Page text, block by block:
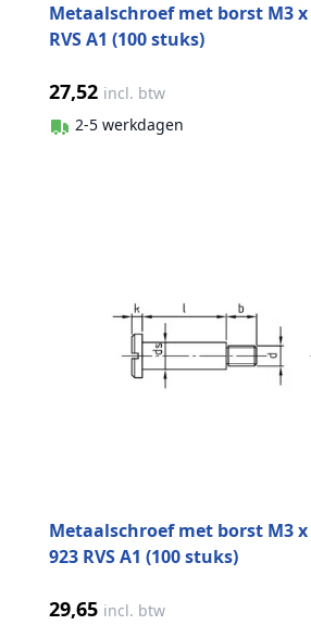
Metaalschroef met borst M3 x
RVS A1 (100 stuks)
27,52 incl. btw
2-5 werkdagen
Metaalschroef met borst M3 x
923 RVS A1 (100 stuks)
29,65 incl. btw